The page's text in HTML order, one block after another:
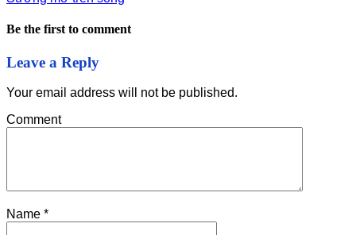
Be the first to comment
Leave a Reply
Your email address will not be published.
Comment
Name *